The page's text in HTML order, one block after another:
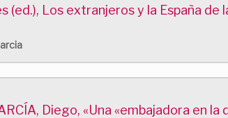
(ed.), Los extranjeros y la España de
Diego, «Una «embajadora en